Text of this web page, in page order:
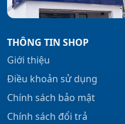
THÔNG TIN SHOP
Giới thiệu
Điều khoản sử dụng
Chính sách bảo mật
Chính sách đổi trả